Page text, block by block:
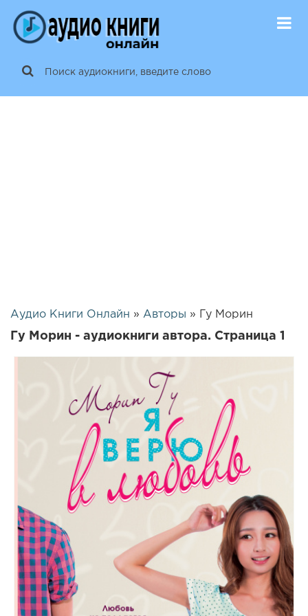
Аудио Книги Онлайн » Авторы » Гу Морин
Гу Морин - аудиокниги автора. Страница 1